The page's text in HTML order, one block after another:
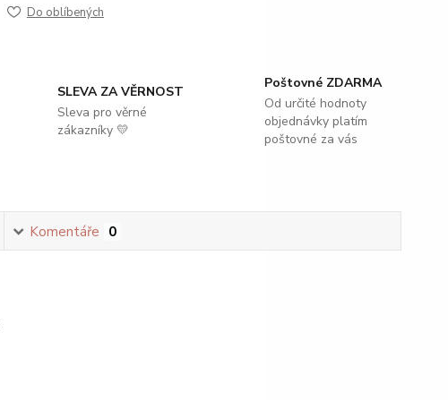
Do oblíbených
SLEVA ZA VĚRNOST
Sleva pro věrné
zákazníky 💛
Poštovné ZDARMA
Od určité hodnoty
objednávky platím
poštovné za vás
Komentáře 0